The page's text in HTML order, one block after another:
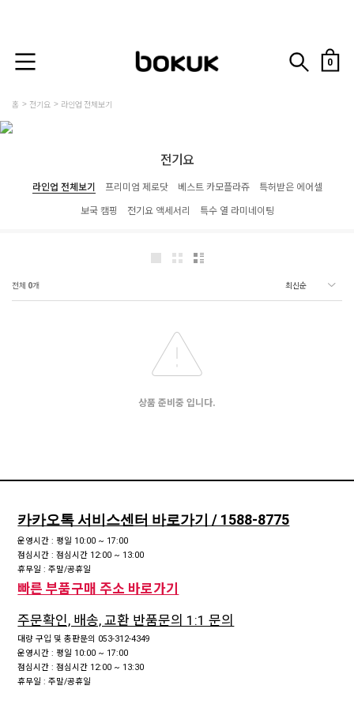
0
홈 전기요 라인업 전체보기
전기요
라인업 전체보기 프리미엄 제로닷 베스트 카모플라쥬
특허받은 에어셀
보국 캠핑
전기요 액세서리 특수 열 라미네이팅
전체 0개
상품 준비중 입니다.
카카오톡 서비스센터 바로가기 / 1588-8775
운영시간 : 평일 10:00 ~ 17:00
점심시간 : 점심시간 12:00 ~ 13:00
휴무일 : 주말/공휴일
빠른 부품구매 주소 바로가기
주문확인, 배송, 교환 반품문의 1:1 문의
대량 구입 및 총판문의 053-312-4349
운영시간 : 평일 10:00 ~ 17:00
점심시간 : 점심시간 12:00 ~ 13:30
휴무일 : 주말/공휴일